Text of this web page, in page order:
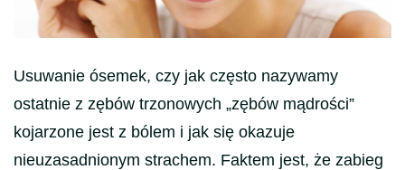
Usuwanie ósemek, czy jak często nazywamy
ostatnie z zębów trzonowych „zębów mądrości”
kojarzone jest z bólem i jak się okazuje
nieuzasadnionym strachem. Faktem jest, że zabieg